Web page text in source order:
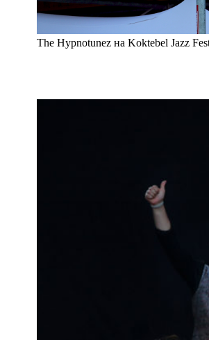
The Hypnotunez на Koktebel Jazz